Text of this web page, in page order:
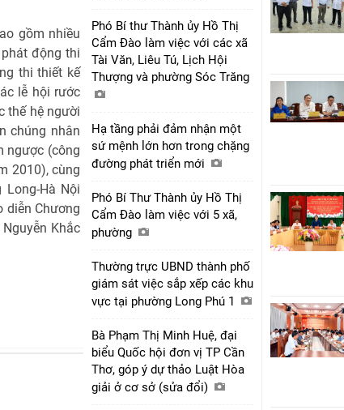
gồm nhiều
động thi
thi thiết kế
lễ hội rước
thế hệ người
chúng nhân
ngược (công
2010), cùng
Hà Nội
diễn Chương
Khắc
Phó Bí thư Thành ủy Hồ Thị
Cẩm Đào làm việc với các xã
Tài Văn, Liêu Tú, Lịch Hội
Thượng và phường Sóc Trăng
Hạ tầng phải đảm nhận một
sứ mệnh lớn hơn trong chặng
đường phát triển mới
Phó Bí Thư Thành ủy Hồ Thị
Cẩm Đào làm việc với 5 xã,
phường
Thường trực UBND thành phố
giám sát việc sắp xếp các khu
vực tại phường Long Phú 1
Bà Phạm Thị Minh Huệ, đại
biểu Quốc hội đơn vị TP Cần
Thơ, góp ý dự thảo Luật Hòa
giải ở cơ sở (sửa đổi)